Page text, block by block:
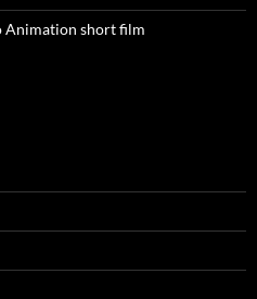
Animation short film